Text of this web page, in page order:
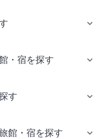
・宿を探す
す
館・宿を探す